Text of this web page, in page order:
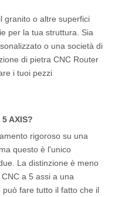
granito o altre superfici
per la tua struttura. Sia
o una società di
di pietra CNC Router
i tuoi pezzi
AXIS?
rigoroso su una
questo è l'unico
La distinzione è meno
a 5 assi a una
fare tutto il fatto che il